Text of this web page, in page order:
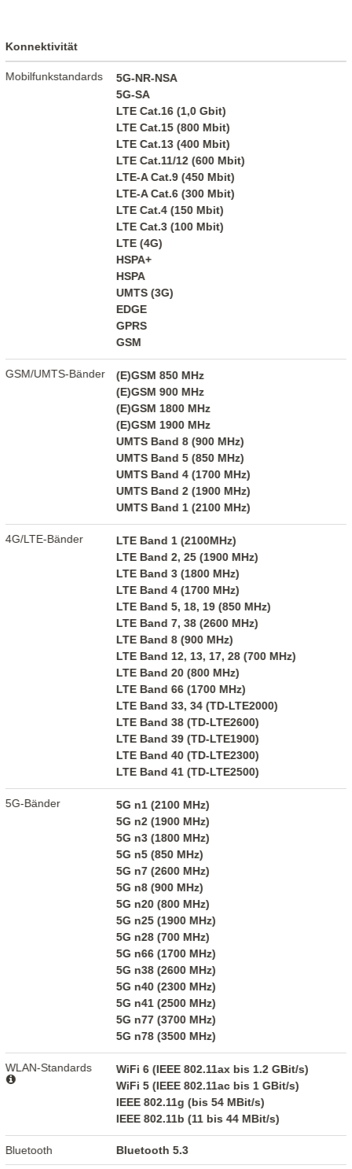
Konnektivität
Mobilfunkstandards
5G-NR-NSA
5G-SA
LTE Cat.16 (1,0 Gbit)
LTE Cat.15 (800 Mbit)
LTE Cat.13 (400 Mbit)
LTE Cat.11/12 (600 Mbit)
LTE-A Cat.9 (450 Mbit)
LTE-A Cat.6 (300 Mbit)
LTE Cat.4 (150 Mbit)
LTE Cat.3 (100 Mbit)
LTE (4G)
HSPA+
HSPA
UMTS (3G)
EDGE
GPRS
GSM
GSM/UMTS-Bänder
(E)GSM 850 MHz
(E)GSM 900 MHz
(E)GSM 1800 MHz
(E)GSM 1900 MHz
UMTS Band 8 (900 MHz)
UMTS Band 5 (850 MHz)
UMTS Band 4 (1700 MHz)
UMTS Band 2 (1900 MHz)
UMTS Band 1 (2100 MHz)
4G/LTE-Bänder
LTE Band 1 (2100MHz)
LTE Band 2, 25 (1900 MHz)
LTE Band 3 (1800 MHz)
LTE Band 4 (1700 MHz)
LTE Band 5, 18, 19 (850 MHz)
LTE Band 7, 38 (2600 MHz)
LTE Band 8 (900 MHz)
LTE Band 12, 13, 17, 28 (700 MHz)
LTE Band 20 (800 MHz)
LTE Band 66 (1700 MHz)
LTE Band 33, 34 (TD-LTE2000)
LTE Band 38 (TD-LTE2600)
LTE Band 39 (TD-LTE1900)
LTE Band 40 (TD-LTE2300)
LTE Band 41 (TD-LTE2500)
5G-Bänder
5G n1 (2100 MHz)
5G n2 (1900 MHz)
5G n3 (1800 MHz)
5G n5 (850 MHz)
5G n7 (2600 MHz)
5G n8 (900 MHz)
5G n20 (800 MHz)
5G n25 (1900 MHz)
5G n28 (700 MHz)
5G n66 (1700 MHz)
5G n38 (2600 MHz)
5G n40 (2300 MHz)
5G n41 (2500 MHz)
5G n77 (3700 MHz)
5G n78 (3500 MHz)
WLAN-Standards
WiFi 6 (IEEE 802.11ax bis 1.2 GBit/s)
WiFi 5 (IEEE 802.11ac bis 1 GBit/s)
IEEE 802.11g (bis 54 MBit/s)
IEEE 802.11b (11 bis 44 MBit/s)
Bluetooth Bluetooth 5.3